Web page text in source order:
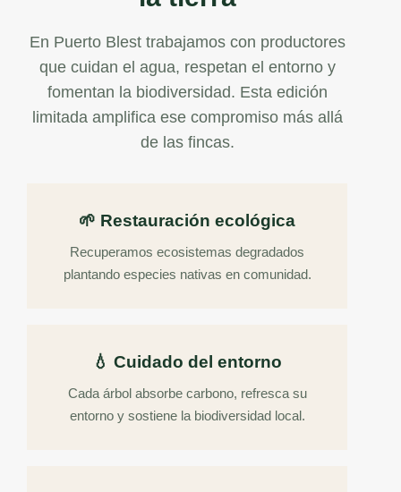
En Puerto Blest trabajamos con productores
que cuidan el agua, respetan el entorno y
fomentan la biodiversidad. Esta edición
limitada amplifica ese compromiso más allá
de las fincas.
🌱 Restauración ecológica
Recuperamos ecosistemas degradados
plantando especies nativas en comunidad.
💧 Cuidado del entorno
Cada árbol absorbe carbono, refresca su
entorno y sostiene la biodiversidad local.